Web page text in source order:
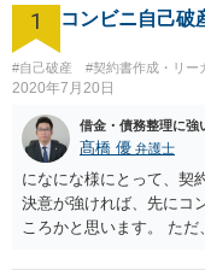
1 コンビニ自己破
#自己破産 #契約書作成・リー
2020年7月20日
借金・債務整理に強
髙橋 優 弁護士
になにな様にとって、契
決意が強ければ、先にコ
ころかと思います。 た